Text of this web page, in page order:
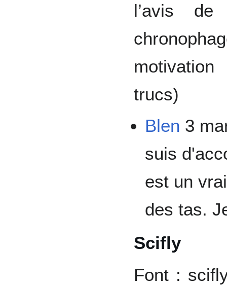
l’avis
trucs)
Blen 3
suis
est un
des tas.
Scifly
Font :